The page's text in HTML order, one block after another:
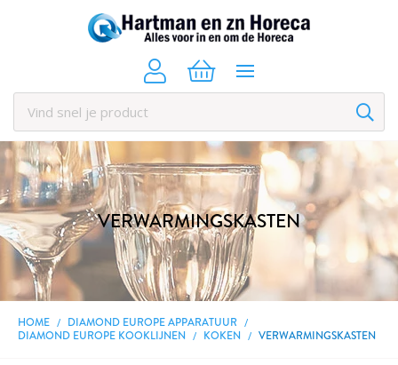
VERWARMINGSKASTEN
HOME
DIAMOND EUROPE APPARATUUR
DIAMOND EUROPE KOOKLIJNEN
KOKEN VERWARMINGSKASTEN